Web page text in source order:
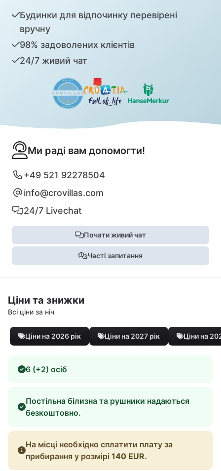
Будинки для відпочинку перевірені
вручну
98% задоволених клієнтів
24/7 живий чат
Ми раді вам допомогти!
+49 521 92278504
info@crovillas.com
24/7 Livechat
Почати живий чат
Часті запитання
Ціни та знижки
Всі ціни за ніч
Ціни на 2026 рік Ціни на 2027 рік Ціни на
6 (+2) осіб
Постільна білизна та рушники надаються
безкоштовно.
На місці необхідно сплатити плату за
прибирання у розмірі 140 EUR.